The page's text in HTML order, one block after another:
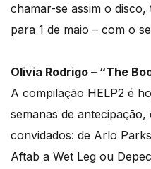
chamar-se assim o disco,
para 1 de maio – com o
Olivia Rodrigo – “The
A compilação HELP2 é
semanas de
convidados: de Arlo
Aftab a Wet Leg ou